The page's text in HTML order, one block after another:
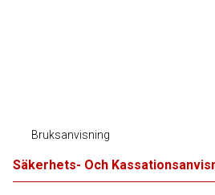
Bruksanvisning
Säkerhets- Och